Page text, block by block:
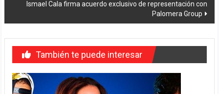
Ismael Cala firma acuerdo exclusivo de representación con
Palomera Group
También te puede interesar